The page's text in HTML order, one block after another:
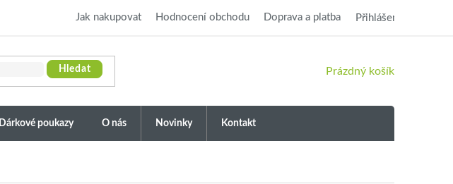
Jak nakupovat Hodnocení obchodu Doprava a platba Přihlášení
Hledat
NÁKUPNÍ
Prázdný košík
Dárkové poukazy O nás Novinky Kontakt